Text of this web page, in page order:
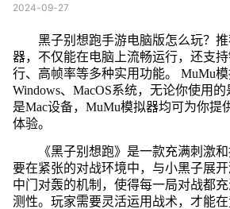
2024-09-27
黑子别想跑手游电脑版怎么玩？
器，不仅能在电脑上流畅运行，还支
行、高帧率等多种实用功能。 MuMu
Windows、MacOS系统，无论你使用
是Mac设备，MuMu模拟器均可为你提
体验。
《黑子别想跑》是一款充满刺激
要在紧张的对战环境中，与小黑子展
中门对轰的机制，使得每一局对战都
测性。玩家需要灵活运用战术，才能